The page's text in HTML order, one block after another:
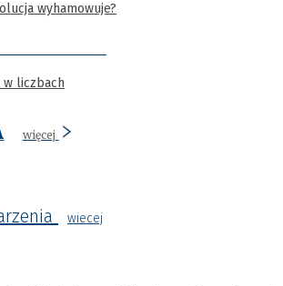
wyhamowuje?
w liczbach
więcej
wiecej